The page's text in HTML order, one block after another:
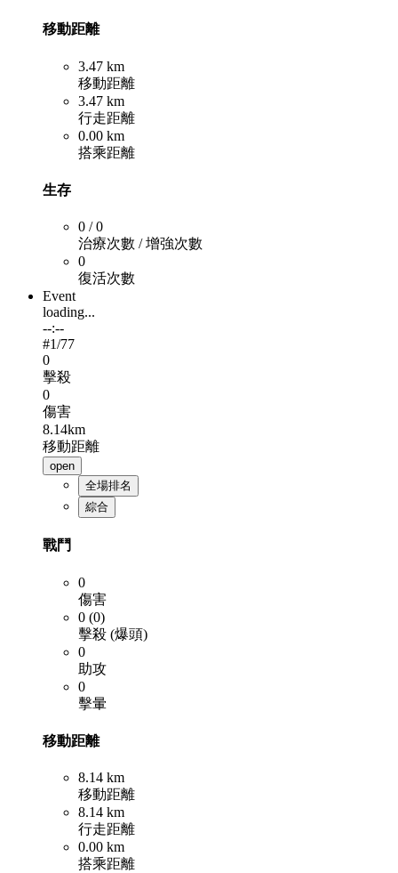
移動距離
3.47 km
移動距離
3.47 km
行走距離
0.00 km
搭乘距離
生存
0 / 0
治療次數 / 增強次數
0
復活次數
Event
loading...
--:--
#1/77
0
擊殺
0
傷害
8.14km
移動距離
open
全場排名
綜合
戰鬥
0
傷害
0 (0)
擊殺 (爆頭)
0
助攻
0
擊暈
移動距離
8.14 km
移動距離
8.14 km
行走距離
0.00 km
搭乘距離